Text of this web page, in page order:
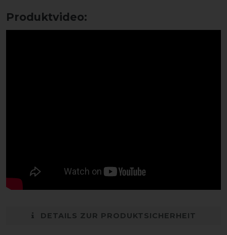
Produktvideo:
DETAILS ZUR PRODUKTSICHERHEIT